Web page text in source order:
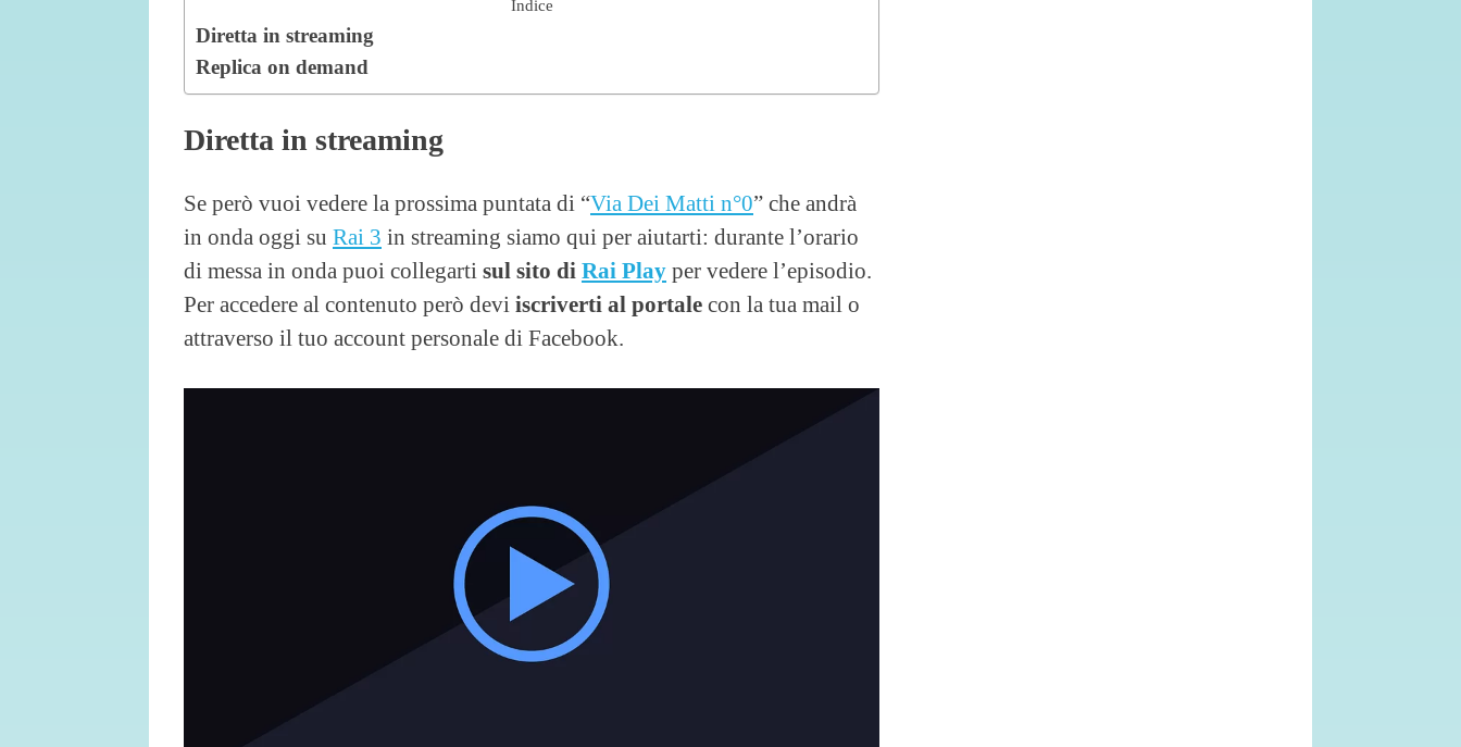
Indice
Diretta in streaming
Replica on demand
Diretta in streaming
Se però vuoi vedere la prossima puntata di “Via Dei Matti n°0” che andrà
in onda oggi su Rai 3 in streaming siamo qui per aiutarti: durante l’orario
di messa in onda puoi collegarti sul sito di Rai Play per vedere l’episodio.
Per accedere al contenuto però devi iscriverti al portale con la tua mail o
attraverso il tuo account personale di Facebook.